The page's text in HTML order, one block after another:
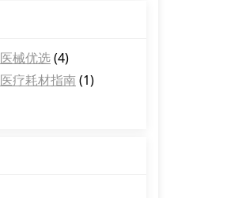
医械优选(4)
医疗耗材指南(1)